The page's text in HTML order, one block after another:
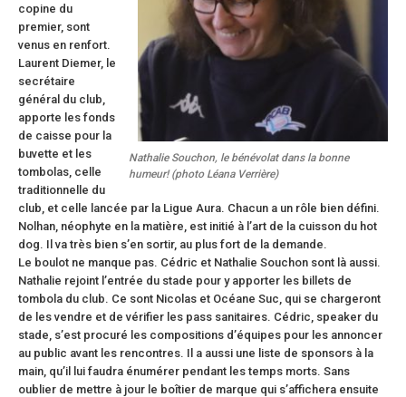
Nathalie Souchon, le bénévolat dans la bonne
humeur! (photo Léana Verrière)
copine du
premier, sont
venus en renfort.
Laurent Diemer, le
secrétaire
général du club,
apporte les fonds
de caisse pour la
buvette et les
tombolas, celle
traditionnelle du
club, et celle lancée par la Ligue Aura. Chacun a un rôle bien défini.
Nolhan, néophyte en la matière, est initié à l’art de la cuisson du hot
dog. Il va très bien s’en sortir, au plus fort de la demande.
Le boulot ne manque pas. Cédric et Nathalie Souchon sont là aussi.
Nathalie rejoint l’entrée du stade pour y apporter les billets de
tombola du club. Ce sont Nicolas et Océane Suc, qui se chargeront
de les vendre et de vérifier les pass sanitaires. Cédric, speaker du
stade, s’est procuré les compositions d’équipes pour les annoncer
au public avant les rencontres. Il a aussi une liste de sponsors à la
main, qu’il lui faudra énumérer pendant les temps morts. Sans
oublier de mettre à jour le boîtier de marque qui s’affichera ensuite